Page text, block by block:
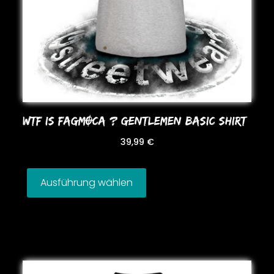
WTF IS FAGMOCA ? GENTLEMEN BASIC SHIRT
39,99 €
Ausführung wählen